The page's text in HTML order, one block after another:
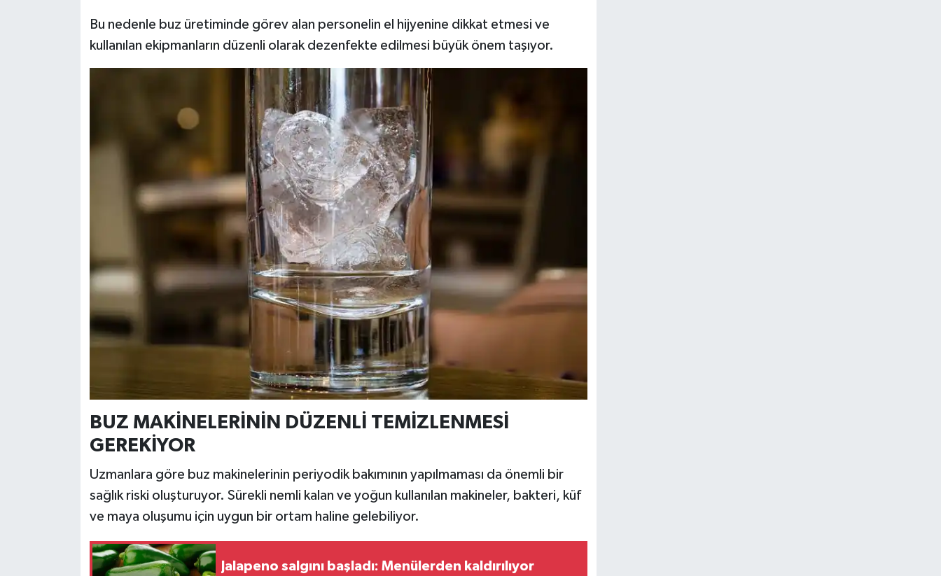
Bu nedenle buz üretiminde görev alan personelin el hijyenine dikkat etmesi ve
kullanılan ekipmanların düzenli olarak dezenfekte edilmesi büyük önem taşıyor.
BUZ MAKİNELERİNİN DÜZENLİ TEMİZLENMESİ
GEREKİYOR
Uzmanlara göre buz makinelerinin periyodik bakımının yapılmaması da önemli bir
sağlık riski oluşturuyor. Sürekli nemli kalan ve yoğun kullanılan makineler, bakteri, küf
ve maya oluşumu için uygun bir ortam haline gelebiliyor.
Jalapeno salgını başladı: Menülerden kaldırılıyor